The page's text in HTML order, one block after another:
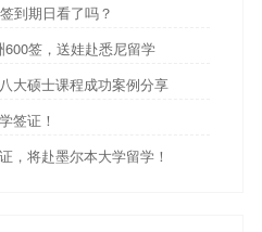
到期日看了吗？
签，送娃赴悉尼留学
大硕士课程成功案例分享
签证！
，将赴墨尔本大学留学！